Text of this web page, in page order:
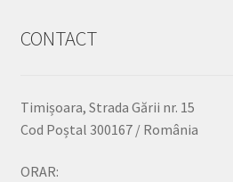
CONTACT
Timișoara, Strada Gării nr. 15
Cod Poștal 300167 / România
ORAR: